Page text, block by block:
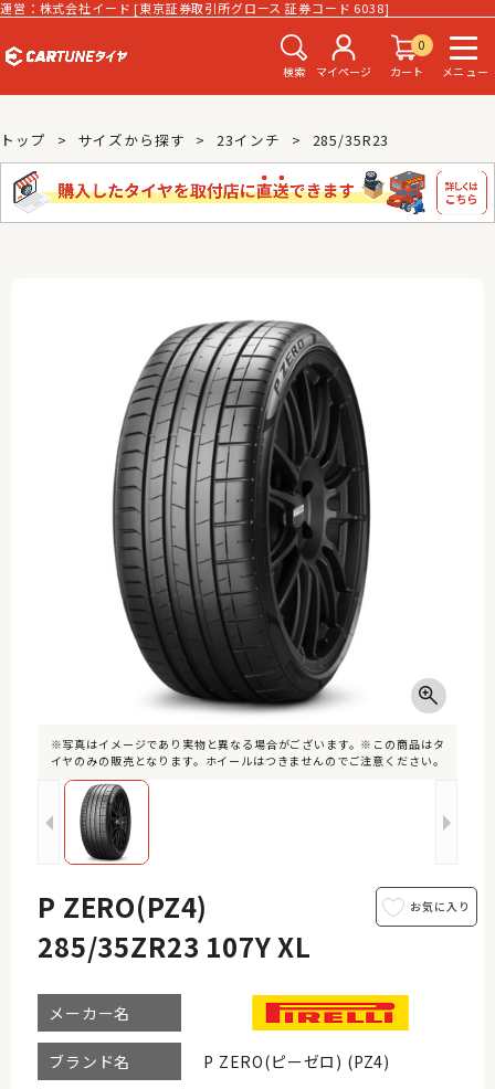
運営：株式会社イード [東京証券取引所グロース 証券コード 6038]
検索 マイページ
0
カート
メニュー
トップ サイズから探す 23インチ 285/35R23
※写真はイメージであり実物と異なる場合がございます。※この商品はタ
イヤのみの販売となります。ホイールはつきませんのでご注意ください。
P ZERO(PZ4)
285/35ZR23 107Y XL
メーカー名
ブランド名 P ZERO(ピーゼロ) (PZ4)